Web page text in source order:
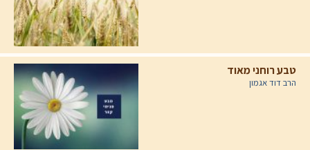
טבע רוחני מאוד
הרב דוד אגמון